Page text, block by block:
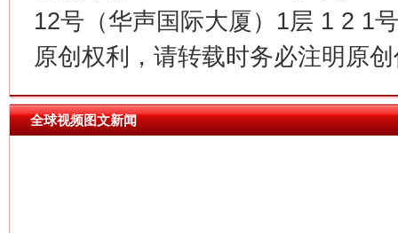
12号（华声国际大厦）1层 1 2 1
原创权利，请转载时务必注明原
全球视频图文新闻